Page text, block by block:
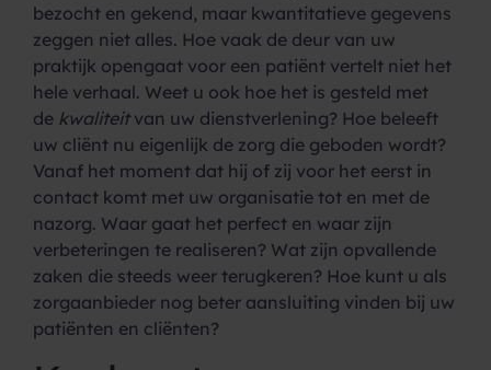
bezocht en gekend, maar kwantitatieve gegevens
zeggen niet alles. Hoe vaak de deur van uw
praktijk opengaat voor een patiënt vertelt niet het
hele verhaal. Weet u ook hoe het is gesteld met
de kwaliteitvan uw dienstverlening? Hoe beleeft
uw cliënt nu eigenlijk de zorg die geboden wordt?
Vanaf het moment dat hij of zij voor het eerst in
contact komt met uw organisatie tot en met de
nazorg. Waar gaat het perfect en waar zijn
verbeteringen te realiseren? Wat zijn opvallende
zaken die steeds weer terugkeren? Hoe kunt u als
zorgaanbieder nog beter aansluiting vinden bij uw
patiënten en cliënten?